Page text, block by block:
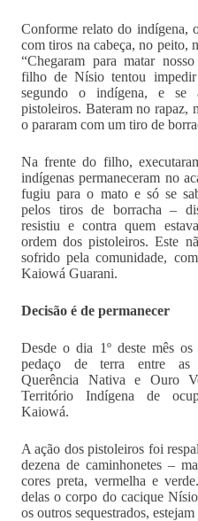
Conforme relato do indígena,
com tiros na cabeça, no peito,
“Chegaram para matar
filho de Nísio tentou impedir
segundo o indígena, e se
pistoleiros. Bateram no rapaz,
o pararam com um tiro de
Na frente do filho,
indígenas permaneceram no
fugiu para o mato e só se
pelos tiros de borracha –
resistiu e contra quem
ordem dos pistoleiros. Este
sofrido pela comunidade,
Kaiowá Guarani.
Decisão é de permanecer
Desde o dia 1º deste mês
pedaço de terra entre as
Querência Nativa e Ouro
Território Indígena de
Kaiowá.
A ação dos pistoleiros foi
dezena de caminhonetes –
cores preta, vermelha e
delas o corpo do cacique
os outros sequestrados,